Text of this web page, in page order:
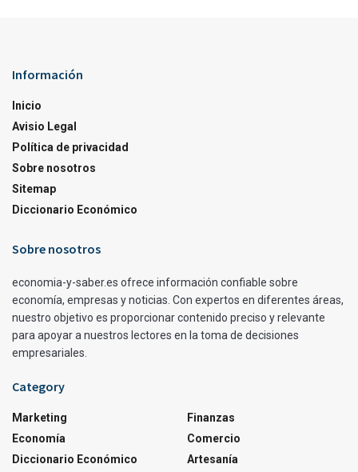
Información
Inicio
Avisio Legal
Política de privacidad
Sobre nosotros
Sitemap
Diccionario Económico
Sobre nosotros
economia-y-saber.es ofrece información confiable sobre
economía, empresas y noticias. Con expertos en diferentes áreas,
nuestro objetivo es proporcionar contenido preciso y relevante
para apoyar a nuestros lectores en la toma de decisiones
empresariales.
Category
Marketing
Economía
Diccionario Económico
Finanzas
Comercio
Artesanía